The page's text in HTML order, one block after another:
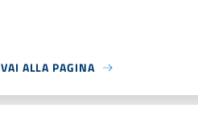
VAI ALLA PAGINA